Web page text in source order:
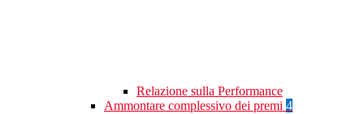
Relazione sulla Performance
Ammontare complessivo dei premi 4